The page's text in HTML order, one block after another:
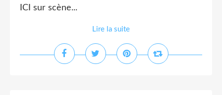
ICI sur scène...
Lire la suite